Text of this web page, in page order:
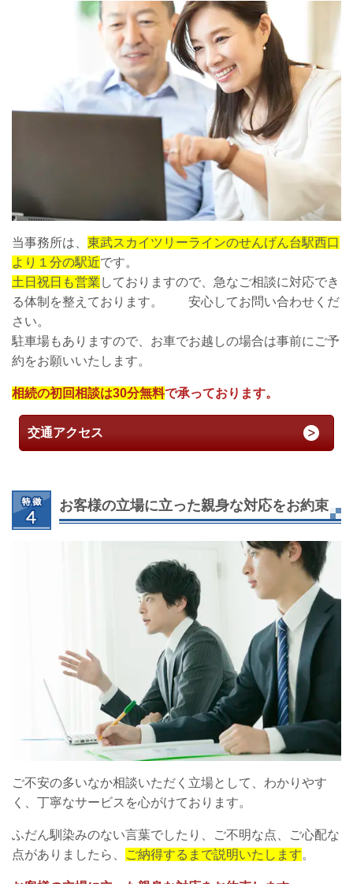
当事務所は、 東武スカイツリーラインのせんげん台駅西口
より１分の駅近です。
土日祝日も営業 しておりますので、急なご相談に対応でき
る体制を整えております。 安心してお問い合わせくだ
さい。
駐車場もありますので、お車でお越しの場合は事前にご予
約をお願いいたします。
相続の初回相談は30分無料で承っております。
交通アクセス
お客様の立場に立った親身な対応をお約束
ご不安の多いなか相談いただく立場として、わかりやす
く、丁寧なサービスを心がけております。
ふだん馴染みのない言葉でしたり、ご不明な点、ご心配な
点がありましたら、
ご納得するまで説明いたします。